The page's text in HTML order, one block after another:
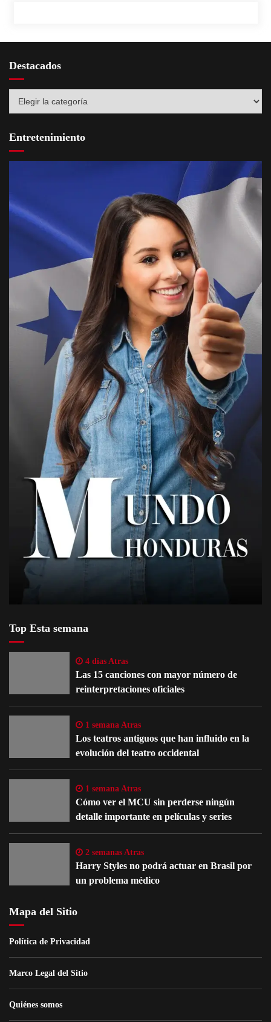
Destacados
Entretenimiento
Top Esta semana
4 días Atras
Las 15 canciones con mayor número de
reinterpretaciones oficiales
1 semana Atras
Los teatros antiguos que han influido en la
evolución del teatro occidental
1 semana Atras
Cómo ver el MCU sin perderse ningún
detalle importante en películas y series
2 semanas Atras
Harry Styles no podrá actuar en Brasil por
un problema médico
Mapa del Sitio
Política de Privacidad
Marco Legal del Sitio
Quiénes somos